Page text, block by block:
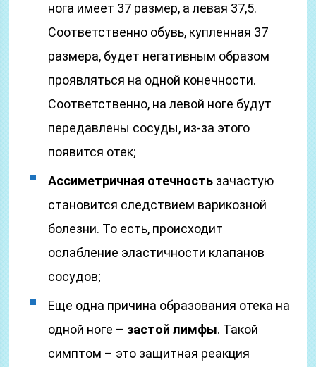
нога имеет 37 размер, а левая 37,5.
Соответственно обувь, купленная 37
размера, будет негативным образом
проявляться на одной конечности.
Соответственно, на левой ноге будут
передавлены сосуды, из-за этого
появится отек;
Ассиметричная отечность зачастую
становится следствием варикозной
болезни. То есть, происходит
ослабление эластичности клапанов
сосудов;
Еще одна причина образования отека на
одной ноге – застой лимфы. Такой
симптом – это защитная реакция